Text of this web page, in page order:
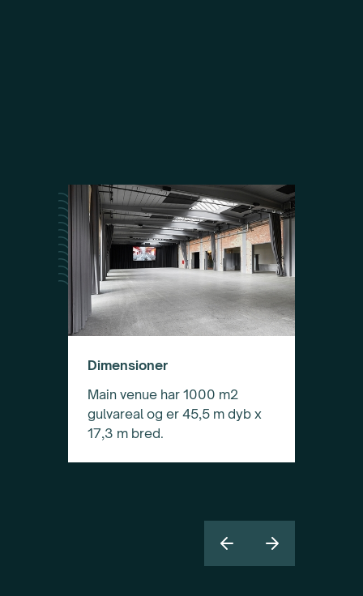
Dimensioner
Main venue har 1000 m2
gulvareal og er 45,5 m dyb x
17,3 m bred.